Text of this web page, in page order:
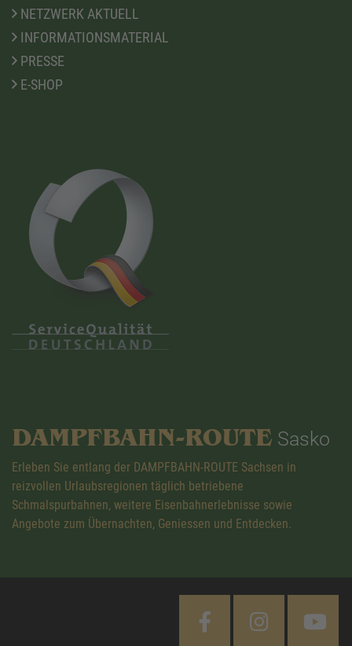
NETZWERK AKTUELL
INFORMATIONSMATERIAL
PRESSE
E-SHOP
DAMPFBAHN-ROUTE Sasko
Erleben Sie entlang der DAMPFBAHN-ROUTE Sachsen in
reizvollen Urlaubsregionen täglich betriebene
Schmalspurbahnen, weitere Eisenbahnerlebnisse sowie
Angebote zum Übernachten, Geniessen und Entdecken.